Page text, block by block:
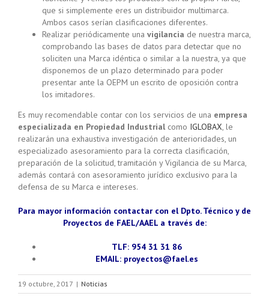
que si simplemente eres un distribuidor multimarca.
Ambos casos serían clasificaciones diferentes.
Realizar periódicamente una vigilancia de nuestra marca,
comprobando las bases de datos para detectar que no
soliciten una Marca idéntica o similar a la nuestra, ya que
disponemos de un plazo determinado para poder
presentar ante la OEPM un escrito de oposición contra
los imitadores.
Es muy recomendable contar con los servicios de una empresa
especializada en Propiedad Industrialcomo IGLOBAX, le
realizarán una exhaustiva investigación de anterioridades, un
especializado asesoramiento para la correcta clasificación,
preparación de la solicitud, tramitación y Vigilancia de su Marca,
además contará con asesoramiento jurídico exclusivo para la
defensa de su Marca e intereses.
Para mayor información contactar con el Dpto. Técnico y de
Proyectos de FAEL/AAEL a través de:
TLF: 954 31 31 86
EMAIL: proyectos@fael.es
19 octubre, 2017 | Noticias